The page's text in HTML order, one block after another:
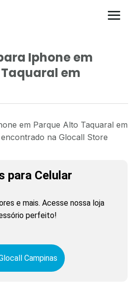
Iphone em
em
em Parque Alto Taquaral em
na Glocall Store
para Celular
e mais. Acesse nossa loja
perfeito!
Campinas